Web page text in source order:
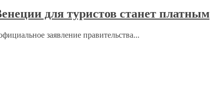
для туристов станет платным
заявление правительства...